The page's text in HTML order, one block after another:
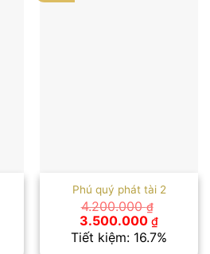
Phú quý phát tài 2
4.200.000₫
Giá
gốc
là:
3.500.000 ₫Giá
hiện
tại
Tiết kiệm: 16.7%